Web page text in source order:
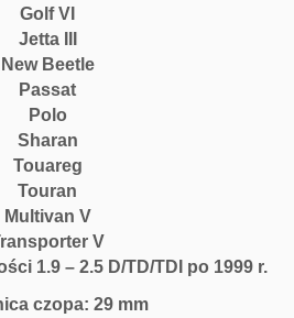
Golf VI
Jetta III
New Beetle
Passat
Polo
Sharan
Touareg
Touran
Multivan V
V
1.9 – 2.5 D/TD/TDI po 1999 r.
czopa: 29 mm